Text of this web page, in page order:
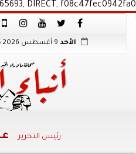
DIRECT, f08c47fec0942fa0
الأحد
رئيس التحرير